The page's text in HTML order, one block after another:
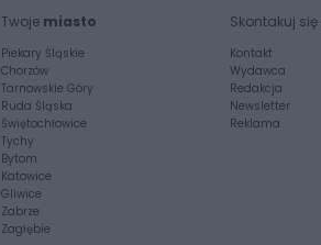
Twoje miasto
Piekary Śląskie
Chorzów
Tarnowskie Góry
Ruda Śląska
Świętochłowice
Tychy
Bytom
Katowice
Gliwice
Zabrze
Zagłębie
Skontakuj się
Kontakt
Wydawca
Redakcja
Newsletter
Reklama